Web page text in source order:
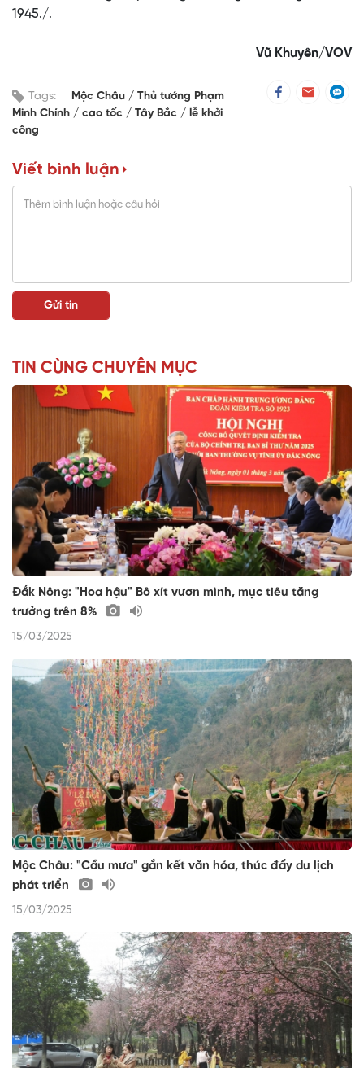
1945./.
Vũ Khuyên/VOV
Tags: Mộc Châu
Thủ tướng Phạm
Minh Chính
cao tốc Tây Bắc
lễ khởi
công
Viết bình luận
TIN CÙNG CHUYÊN MỤC
Đắk Nông: "Hoa hậu" Bô xít vươn mình, mục tiêu tăng
trưởng trên 8%
15/03/2025
Mộc Châu: "Cầu mưa" gắn kết văn hóa, thúc đẩy du lịch
phát triển
15/03/2025